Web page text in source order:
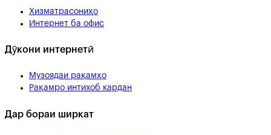
Хизматрасониҳо
Интернет ба офис
Дӯкони интернетӣ
Музоядаи рақамҳо
Рақамро интихоб кардан
Дар бораи ширкат